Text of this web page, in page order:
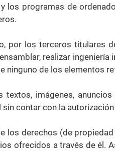
los programas de
por los terceros titulares
realizar
ninguno de los elementos
imágenes,
contar con la
derechos (de
ofrecidos a través de él.